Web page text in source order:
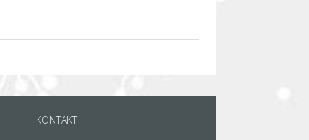
KONTAKT